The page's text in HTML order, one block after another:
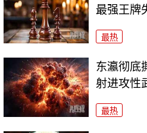
最强王牌
最热
东瀛彻底
射进攻性
最热